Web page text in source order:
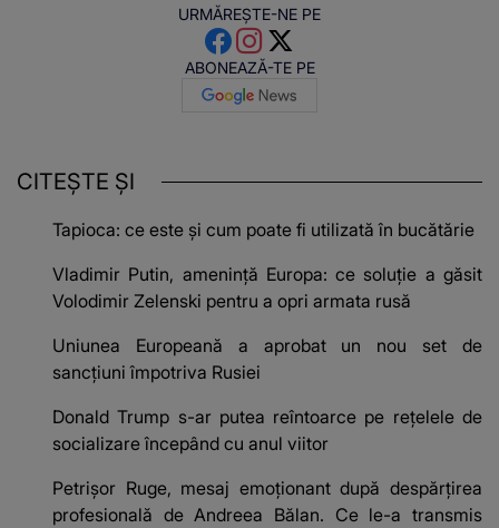
URMĂREȘTE-NE PE
ABONEAZĂ-TE PE
CITEȘTE ȘI
Tapioca: ce este și cum poate fi utilizată în bucătărie
Vladimir Putin, amenință Europa: ce soluție a găsit
Volodimir Zelenski pentru a opri armata rusă
Uniunea Europeană a aprobat un nou set de
sancțiuni împotriva Rusiei
Donald Trump s-ar putea reîntoarce pe rețelele de
socializare începând cu anul viitor
Petrișor Ruge, mesaj emoționant după despărțirea
profesională de Andreea Bălan. Ce le-a transmis